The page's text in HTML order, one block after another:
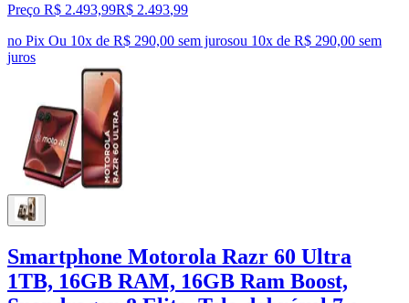
Preço R$ 2.493,99R$ 2.493,99
no Pix Ou 10x de R$ 290,00 sem jurosou 10x de R$ 290,00 sem
juros
Smartphone Motorola Razr 60 Ultra
1TB, 16GB RAM, 16GB Ram Boost,